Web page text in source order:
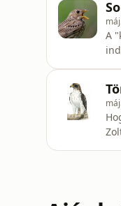
A